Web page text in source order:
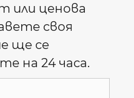
или ценова
своя
ще се
на 24 часа.